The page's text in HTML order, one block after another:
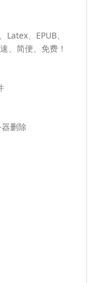
、EPUB、
、简便、免费！
删除